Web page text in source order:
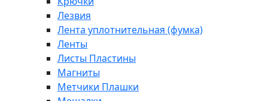
Лезвия
Лента уплотнительная (фумка)
Ленты
Листы Пластины
Магниты
Метчики Плашки